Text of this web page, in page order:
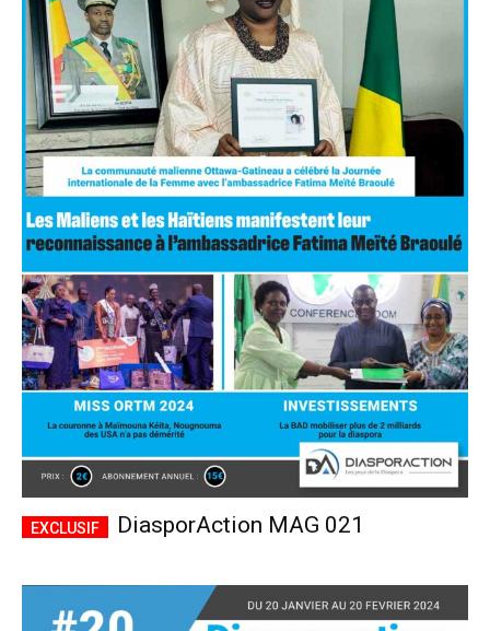
DiasporAction MAG 021